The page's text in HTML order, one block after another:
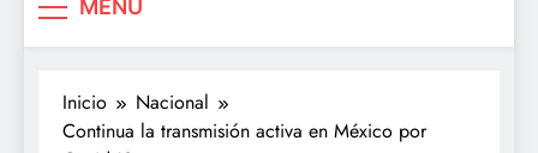
MENÚ
Inicio
Nacional
Continua la transmisión activa en México por